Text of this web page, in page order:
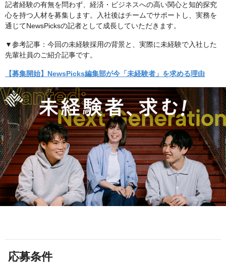
記者経験の有無を問わず、経済・ビジネスへの高い関心と知的探究
心を持つ人材を募集します。入社後はチームでサポートし、実務を
通じてNewsPicksの記者として成長していただきます。
▼参考記事：今回の未経験採用の背景と、実際に未経験で入社した
先輩社員のご紹介記事です。
【募集開始】NewsPicks編集部が今「未経験者」を求める理由
応募条件